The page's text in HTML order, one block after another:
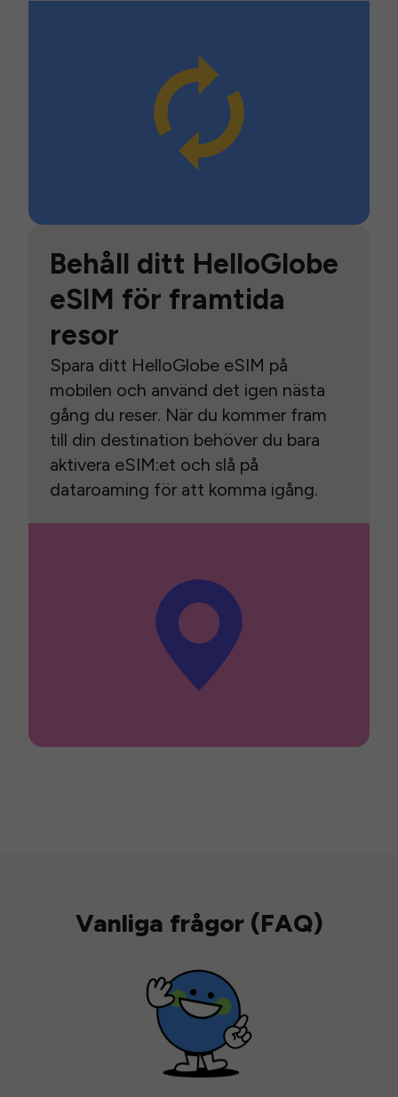
Behåll ditt HelloGlobe
eSIM för framtida
resor
Spara ditt HelloGlobe eSIM på
mobilen och använd det igen nästa
gång du reser. När du kommer fram
till din destination behöver du bara
aktivera eSIM:et och slå på
dataroaming för att komma igång.
Vanliga frågor (FAQ)